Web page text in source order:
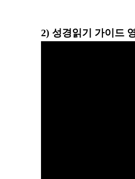
2) 성경읽기 가이드